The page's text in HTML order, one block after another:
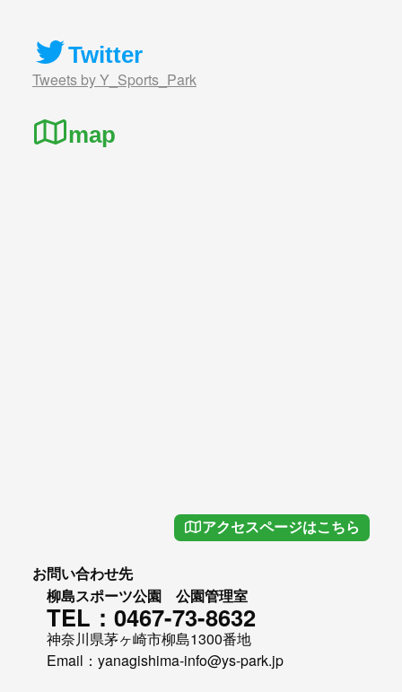
Twitter
Tweets by Y_Sports_Park
map
アクセスページはこちら
お問い合わせ先
柳島スポーツ公園 公園管理室
TEL：0467-73-8632
神奈川県茅ヶ崎市柳島1300番地
Email：yanagishima-info@ys-park.jp